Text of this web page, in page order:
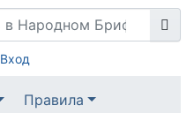
Вход
Правила